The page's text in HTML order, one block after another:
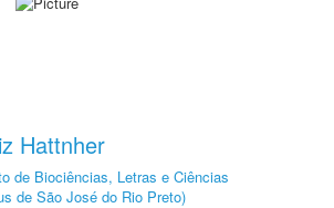
Hattnher
de Biociências, Letras e Ciências
de São José do Rio Preto)